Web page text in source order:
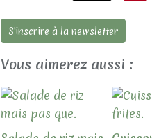
S'inscrire à la newsletter
Vous aimerez aussi :